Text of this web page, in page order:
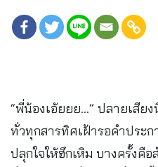
“พี่น้องเอ้ยยย...” ปลายเสี
ทั่วทุกสารทิศเฝ้ารอคำประ
ปลุกใจให้ฮึกเหิม บางครั้ง